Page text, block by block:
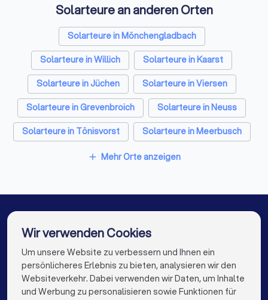
Schreiner in Korschenbroich
Rohrreinigungsbetriebe in Korschenbroich
Solarteure an anderen Orten
Solarteure in Mönchengladbach
Solarteure in Willich
Solarteure in Kaarst
Solarteure in Jüchen
Solarteure in Viersen
Solarteure in Grevenbroich
Solarteure in Neuss
Solarteure in Tönisvorst
Solarteure in Meerbusch
Solarteure in Krefeld
Solarteure in Berlin
Solarteure in Stuttgart
Solarteure in Dortmund
Solarteure in Essen
Solarteure in Bremen
Solarteure in Nürnberg
add Mehr Orte anzeigen
Die besten Solarteure für Sie
info@trustlocal.de
Wir verwenden Cookies
Um unsere Website zu verbessern und Ihnen ein
persönlicheres Erlebnis zu bieten, analysieren wir den
Websiteverkehr. Dabei verwenden wir Daten, um Inhalte
und Werbung zu personalisieren sowie Funktionen für